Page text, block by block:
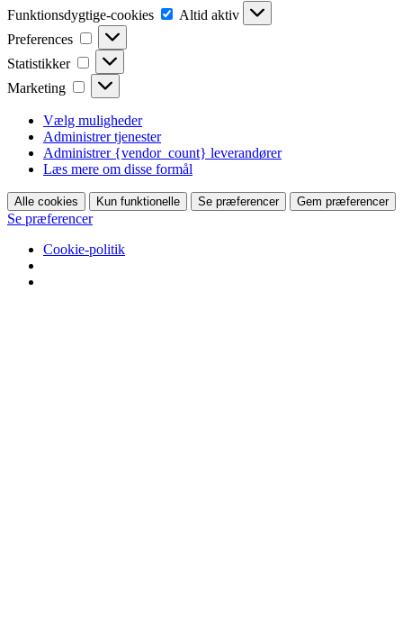
Funktionsdygtige-cookies
Funktionsdygtige-
cookies
Altid aktiv
Preferences
Preferences
Statistikker Statistikker
Marketing Marketing
Vælg muligheder
Administrer tjenester
Administrer {vendor_count} leverandører
Læs mere om disse formål
Alle cookies Kun funktionelle Se præferencer Gem præferencer
Se præferencer
Cookie-politik